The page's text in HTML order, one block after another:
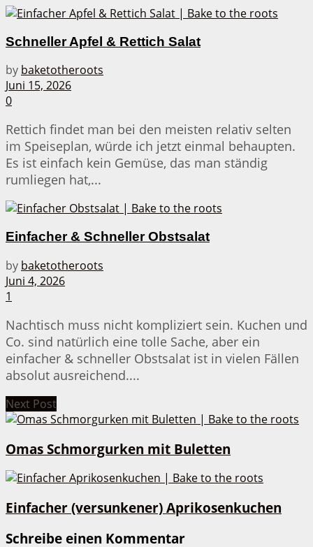
Schneller Apfel & Rettich Salat
by baketotheroots
Juni 15, 2026
0
Rettich findet man bei den meisten relativ selten
im Speiseplan, würde ich jetzt einmal behaupten.
Es ist einfach kein Gemüse, das man ständig
rumliegen hat,...
Einfacher & Schneller Obstsalat
by baketotheroots
Juni 4, 2026
1
Nachtisch muss nicht kompliziert sein. Kuchen und
Co. sind natürlich eine tolle Sache, aber ein
einfacher & schneller Obstsalat ist in vielen Fällen
absolut ausreichend....
Next Post
Omas Schmorgurken mit Buletten
Einfacher (versunkener) Aprikosenkuchen
Schreibe einen Kommentar